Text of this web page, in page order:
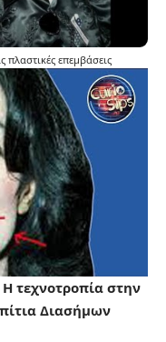
πλαστικές επεμβάσεις
τεχνοτροπία στην
Διασήμων